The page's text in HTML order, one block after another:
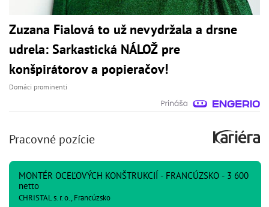
Zuzana Fialová to už nevydržala a drsne
udrela: Sarkastická NÁLOŽ pre
konšpirátorov a popieračov!
Domáci prominenti
Pracovné pozície
MONTÉR OCEĽOVÝCH KONŠTRUKCIÍ - FRANCÚZSKO - 3 600
netto
CHRISTAL s. r. o., Francúzsko